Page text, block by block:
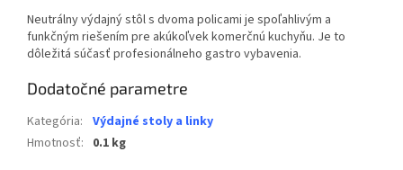
Neutrálny výdajný stôl s dvoma policami je spoľahlivým a
funkčným riešením pre akúkoľvek komerčnú kuchyňu. Je to
dôležitá súčasť profesionálneho gastro vybavenia.
Dodatočné parametre
Kategória: Výdajné stoly a linky
Hmotnosť: 0.1 kg